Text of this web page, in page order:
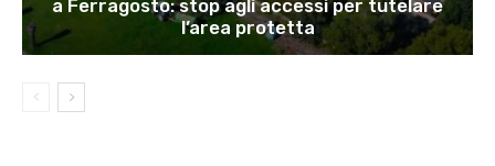
a Ferragosto: stop agli accessi per tutelare
l’area protetta